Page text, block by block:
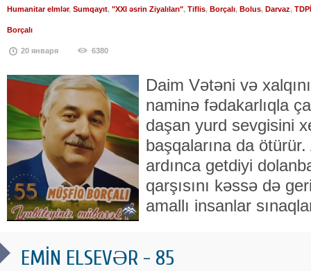
Humanitar elmlər, Sumqayıt, "XXI əsrin Ziyalıları", Tiflis, Borçalı, Bolus, Darvaz,
Borçalı
20 января 6380
Daim Vətəni və
naminə fədakarlıqla
daşan yurd sevgisini
başqalarına da
ardınca getdiyi
qarşısını kəssə də
amallı insanlar
EMİN ELSEVƏR - 85